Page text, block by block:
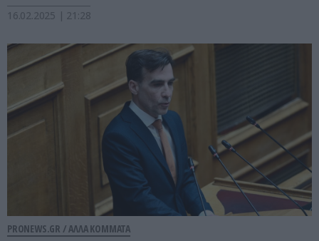
16.02.2025 | 21:28
PRONEWS.GR / ΑΛΛΑ ΚΟΜΜΑΤΑ